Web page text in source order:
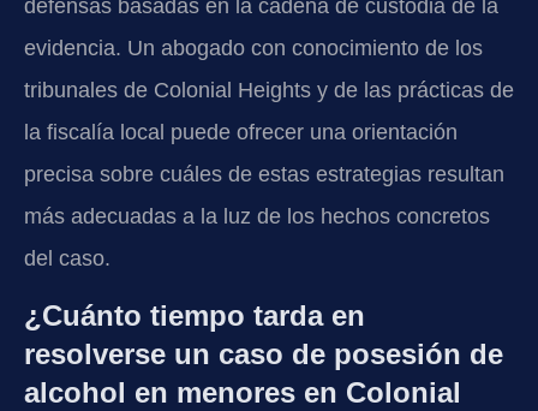
defensas basadas en la cadena de custodia de la
evidencia. Un abogado con conocimiento de los
tribunales de Colonial Heights y de las prácticas de
la fiscalía local puede ofrecer una orientación
precisa sobre cuáles de estas estrategias resultan
más adecuadas a la luz de los hechos concretos
del caso.
¿Cuánto tiempo tarda en
resolverse un caso de posesión de
alcohol en menores en Colonial